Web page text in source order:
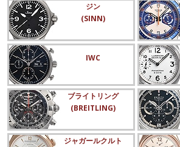
ジン
(SINN)
IWC
ブライトリング
(BREITLING)
ジャガールクルト